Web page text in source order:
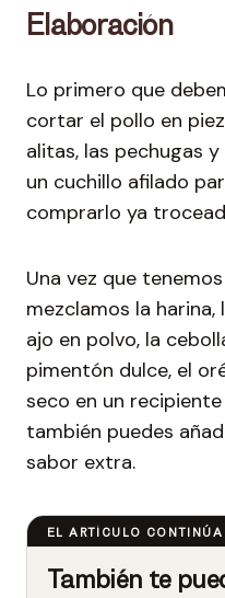
Elaboración
Lo primero que
cortar el pollo en
alitas, las pechugas
un cuchillo afilado
comprarlo ya
Una vez que
mezclamos la harina,
ajo en polvo, la
pimentón dulce, el
seco en un
también puedes
sabor extra.